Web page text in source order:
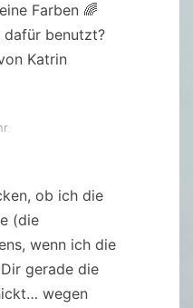
Farben 🌈
dafür benutzt?
Katrin
ob ich die
(die
wenn ich die
gerade die
wegen